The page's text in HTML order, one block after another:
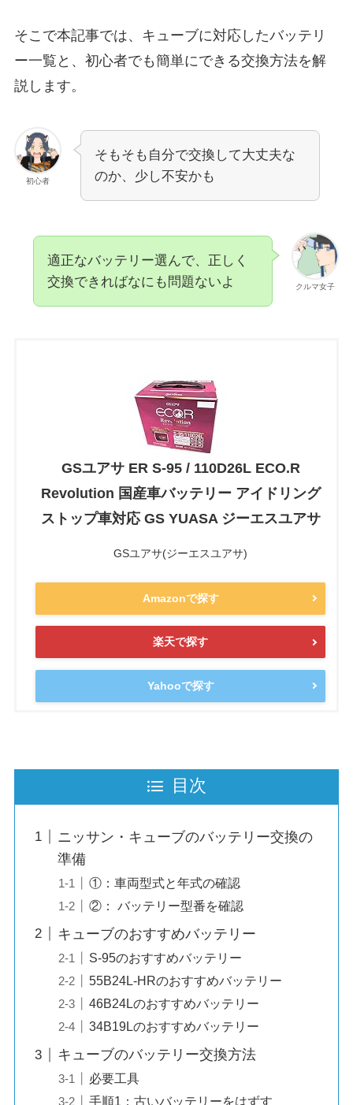
そこで本記事では、キューブに対応したバッテリ
ー一覧と、初心者でも簡単にできる交換方法を解
説します。
初心者
そもそも自分で交換して大丈夫な
のか、少し不安かも
クルマ女子
適正なバッテリー選んで、正しく
交換できればなにも問題ないよ
GSユアサ ER S-95 / 110D26L ECO.R
Revolution 国産車バッテリー アイドリング
ストップ車対応 GS YUASA ジーエスユアサ
GSユアサ(ジーエスユアサ)
Amazonで探す
楽天で探す
Yahooで探す
目次
ニッサン・キューブのバッテリー交換の
準備
①：車両型式と年式の確認
②： バッテリー型番を確認
キューブのおすすめバッテリー
S-95のおすすめバッテリー
55B24L-HRのおすすめバッテリー
46B24Lのおすすめバッテリー
34B19Lのおすすめバッテリー
キューブのバッテリー交換方法
必要工具
手順1：古いバッテリーをはずす